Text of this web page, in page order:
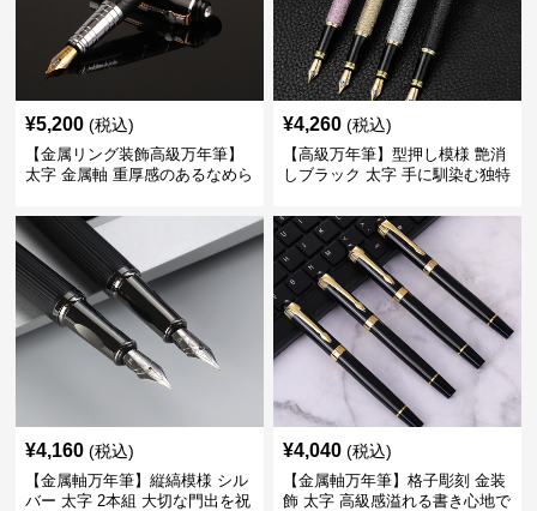
¥5,200 (税込)
【金属リング装飾高級万年筆】
太字 金属軸 重厚感のあるなめら
きに最適
¥4,260 (税込)
【高級万年筆】型押し模様 艶消
しブラック 太字 手に馴染む独特
くい
¥4,160 (税込)
【金属軸万年筆】縦縞模様 シル
バー 太字 2本組 大切な門出を祝
¥4,040 (税込)
【金属軸万年筆】格子彫刻 金装
飾 太字 高級感溢れる書き心地で